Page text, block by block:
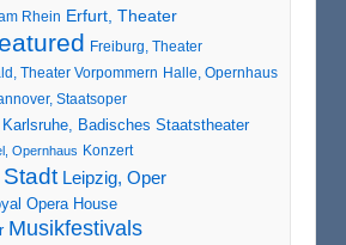
Rhein Erfurt, Theater
Freiburg, Theater
Theater Vorpommern Halle, Opernhaus
Staatsoper
Karlsruhe, Badisches Staatstheater
Opernhaus Konzert
Leipzig, Oper
Opera House
Musikfestivals